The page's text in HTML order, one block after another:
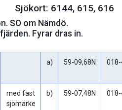
Sjökort: 6144, 615, 616
SO om Nämdö.
Fyrar dras in.
a) 59-09,68N 018-
med fast
sjömärke
b) 59-07,48N 018-